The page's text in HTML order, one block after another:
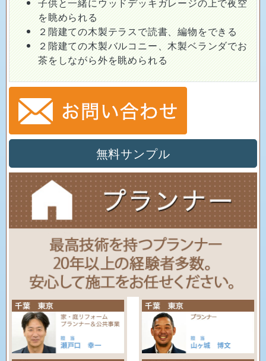
を眺められる
２階建ての木製テラスで読書、編物をできる
２階建ての木製バルコニー、木製ベランダでお
茶をしながら外を眺められる
無料サンプル